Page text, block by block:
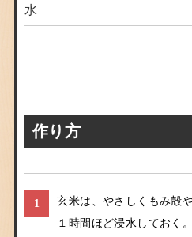
水
作り方
1
玄米は、やさしくもみ殻
１時間ほど浸水しておく。